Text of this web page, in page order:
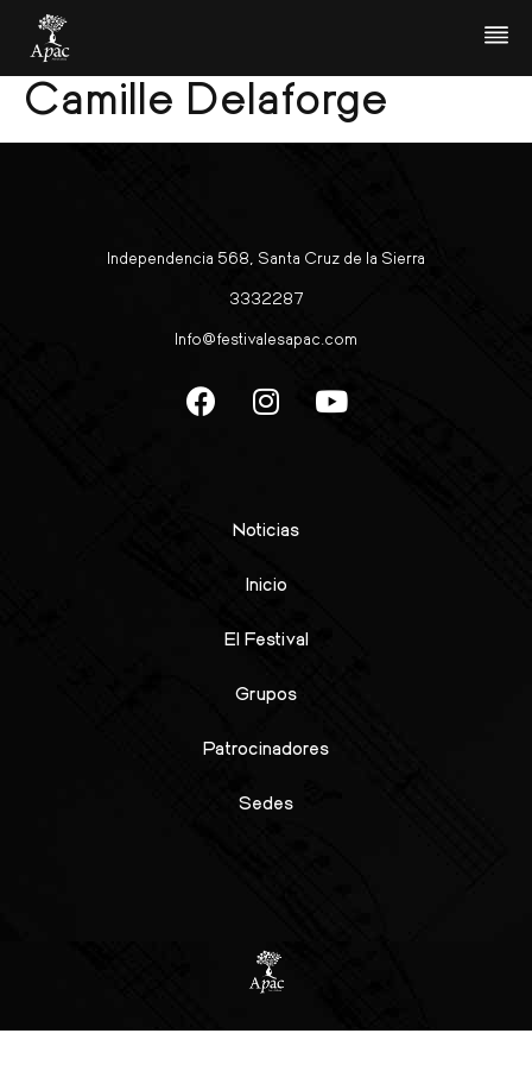
Julien Chauvin &
Camille Delaforge
Independencia 568, Santa Cruz de la Sierra
3332287
Info@festivalesapac.com
Noticias
Inicio
El Festival
Grupos
Patrocinadores
Sedes